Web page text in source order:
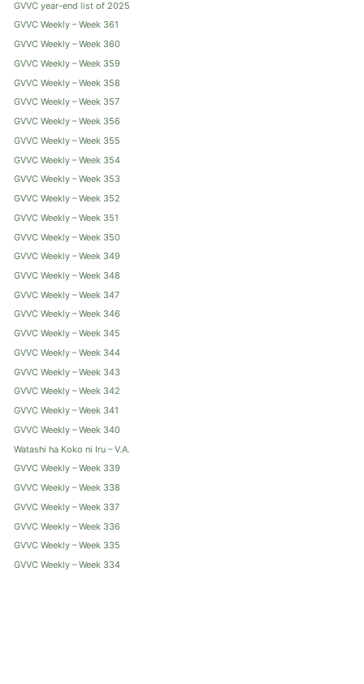
GVVC year-end list of 2025
GVVC Weekly – Week 361
GVVC Weekly – Week 360
GVVC Weekly – Week 359
GVVC Weekly – Week 358
GVVC Weekly – Week 357
GVVC Weekly – Week 356
GVVC Weekly – Week 355
GVVC Weekly – Week 354
GVVC Weekly – Week 353
GVVC Weekly – Week 352
GVVC Weekly – Week 351
GVVC Weekly – Week 350
GVVC Weekly – Week 349
GVVC Weekly – Week 348
GVVC Weekly – Week 347
GVVC Weekly – Week 346
GVVC Weekly – Week 345
GVVC Weekly – Week 344
GVVC Weekly – Week 343
GVVC Weekly – Week 342
GVVC Weekly – Week 341
GVVC Weekly – Week 340
Watashi ha Koko ni Iru – V.A.
GVVC Weekly – Week 339
GVVC Weekly – Week 338
GVVC Weekly – Week 337
GVVC Weekly – Week 336
GVVC Weekly – Week 335
GVVC Weekly – Week 334